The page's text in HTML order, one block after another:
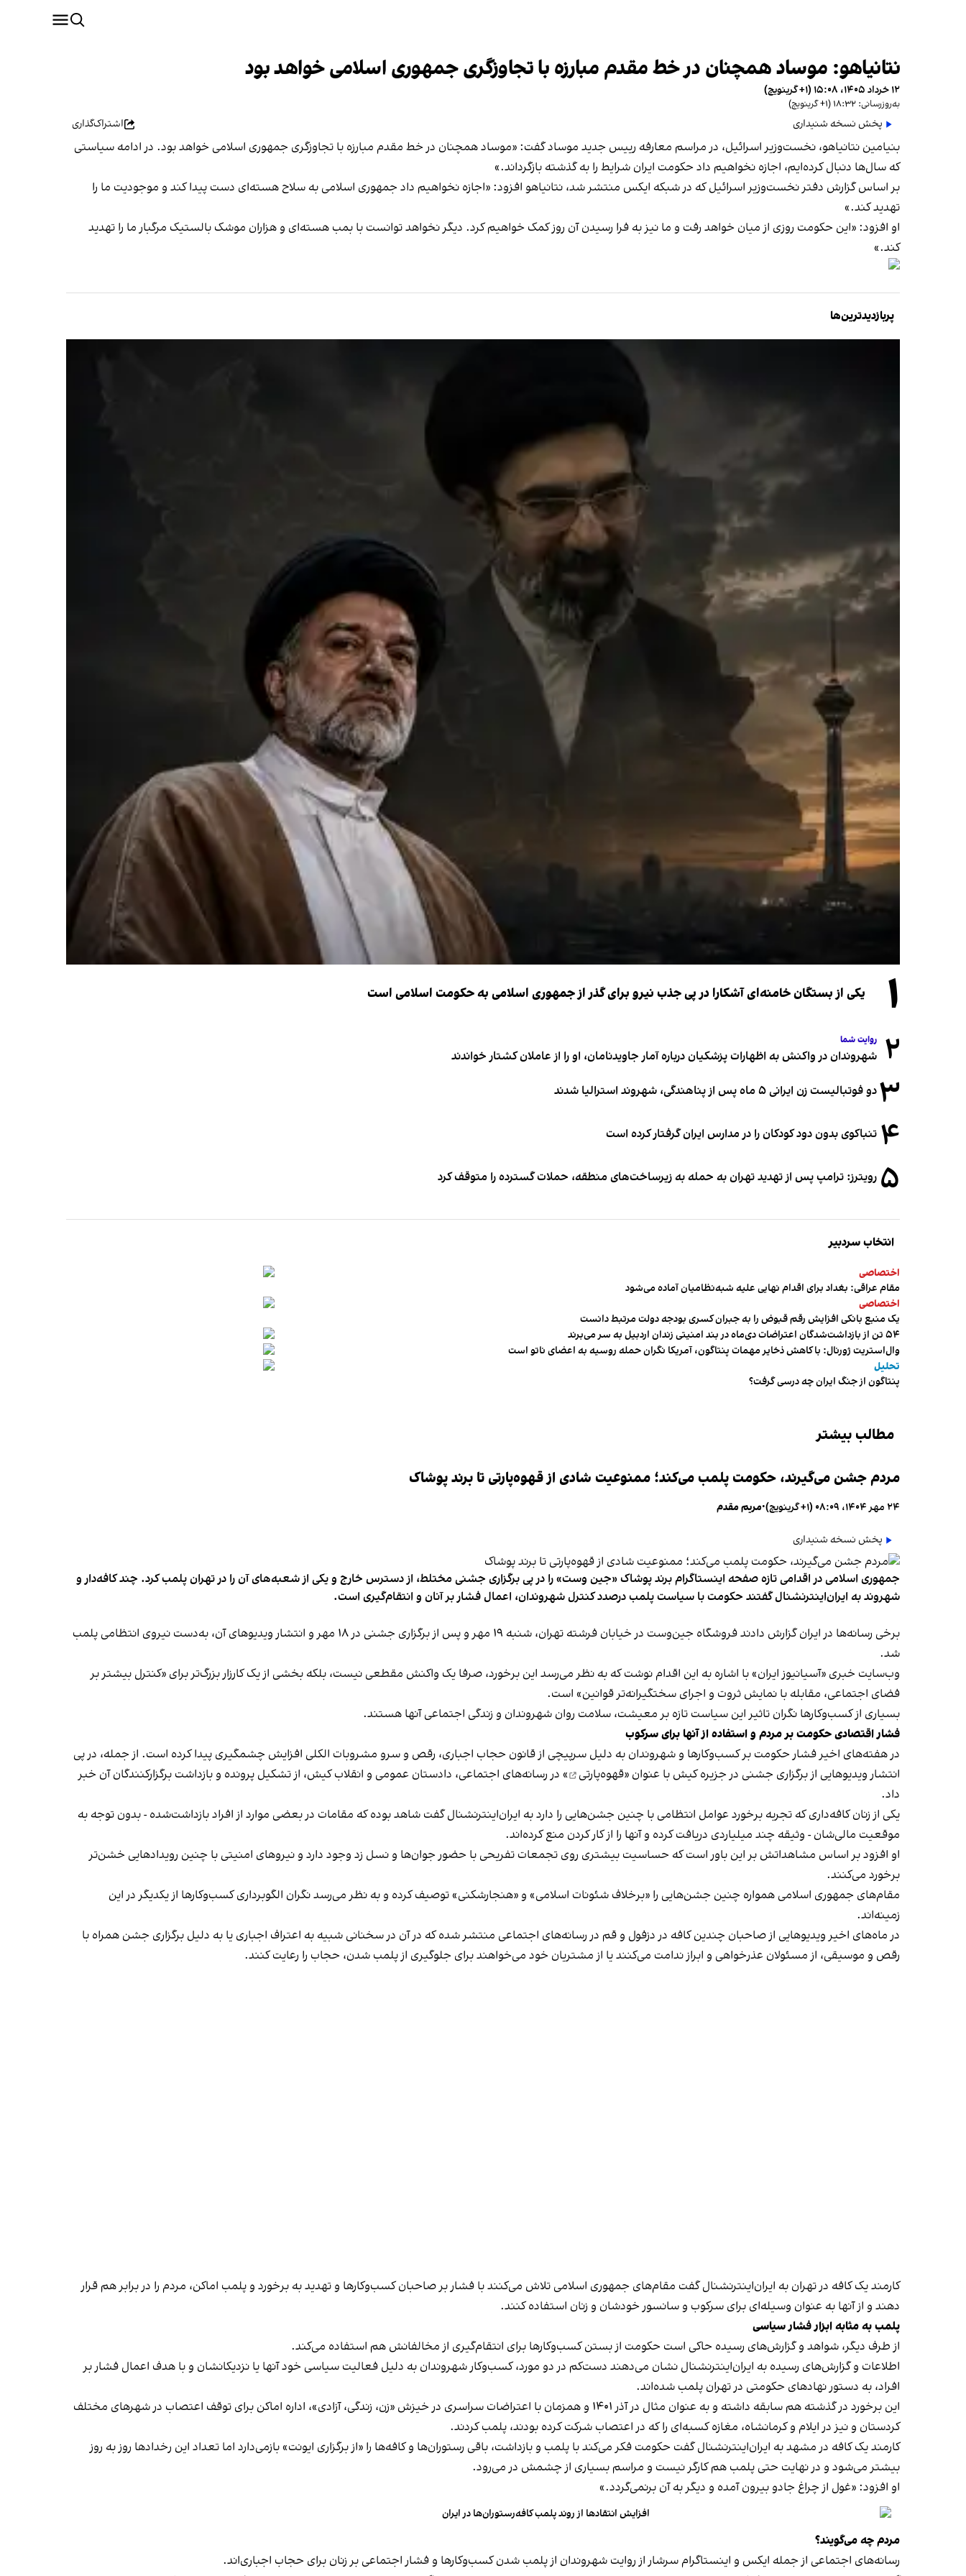
نتانیاهو: موساد همچنان در خط مقدم مبارزه با تجاوزگری جمهوری اسلامی خواهد بود
۱۲ خرداد ۱۴۰۵، ۱۵:۰۸ (‎+۱ گرینویچ)
به‌روزرسانی: ۱۸:۳۲ (‎+۱ گرینویچ)
پخش نسخه شنیداری اشتراک‌گذاری
بنیامین نتانیاهو، نخست‌وزیر اسرائیل، در مراسم معارفه رییس جدید موساد گفت: «موساد همچنان در خط مقدم مبارزه با تجاوزگری جمهوری اسلامی خواهد بود. در ادامه سیاستی
که سال‌ها دنبال کرده‌ایم، اجازه نخواهیم داد حکومت ایران شرایط را به گذشته بازگرداند.»
بر اساس گزارش دفتر نخست‌وزیر اسرائیل که در شبکه ایکس منتشر شد، نتانیاهو افزود: «اجازه نخواهیم داد جمهوری اسلامی به سلاح هسته‌ای دست پیدا کند و موجودیت ما را
تهدید کند.»
او افزود: «این حکومت روزی از میان خواهد رفت و ما نیز به فرا رسیدن آن روز کمک خواهیم کرد. دیگر نخواهد توانست با بمب هسته‌ای و هزاران موشک بالستیک مرگبار ما را تهدید
کند.»
پربازدیدترین‌ها
۱ یکی از بستگان خامنه‌ای آشکارا در پی جذب نیرو برای گذر از جمهوری اسلامی به حکومت اسلامی است
۲ روایت شما
شهروندان در واکنش به اظهارات پزشکیان درباره آمار جاویدنامان، او را از عاملان کشتار خواندند
۳دو فوتبالیست زن ایرانی ۵ ماه پس از پناهندگی، شهروند استرالیا شدند
۴ تنباکوی بدون دود کودکان را در مدارس ایران گرفتار کرده است
۵ رویترز: ترامپ پس از تهدید تهران به حمله به زیرساخت‌های منطقه، حملات گسترده را متوقف کرد
انتخاب سردبیر
اختصاصی
مقام عراقی: بغداد برای اقدام نهایی علیه شبه‌نظامیان آماده می‌شود
اختصاصی
یک منبع بانکی افزایش رقم قبوض را به جبران کسری بودجه دولت مرتبط دانست
۵۴ تن از بازداشت‌شدگان اعتراضات دی‌ماه در بند امنیتی زندان اردبیل به سر می‌برند
وال‌استریت ژورنال: با کاهش ذخایر مهمات پنتاگون، آمریکا نگران حمله روسیه به اعضای ناتو‌ است
تحلیل
پنتاگون از جنگ ایران چه درسی گرفت؟
مطالب بیشتر
مردم جشن می‌گیرند، حکومت پلمب می‌کند؛ ممنوعیت شادی از قهوه‌پارتی تا برند پوشاک
۲۴ مهر ۱۴۰۴، ۰۸:۰۹ (‎+۱ گرینویچ) •مریم مقدم
پخش نسخه شنیداری
جمهوری اسلامی در اقدامی تازه صفحه اینستاگرام برند پوشاک «جین وست» را در پی برگزاری جشنی مختلط، از دسترس خارج و یکی از شعبه‌های آن را در تهران پلمب کرد. چند کافه‌‌دار و
شهروند به ایران‌اینترنشنال گفتند حکومت با سیاست پلمب درصدد کنترل شهروندان، اعمال فشار بر آنان و انتقام‌گیری است.
برخی رسانه‌ها در ایران گزارش دادند فروشگاه جین‌وست در خیابان فرشته تهران، شنبه ۱۹ مهر و پس از برگزاری جشنی در ۱۸ مهر و انتشار ویدیوهای آن، به‌دست نیروی انتظامی پلمب
شد.
وب‌سایت خبری «آسیانیوز ایران» با اشاره به این اقدام نوشت که به نظر می‌رسد این برخورد، صرفا یک واکنش مقطعی نیست، بلکه بخشی از یک کارزار بزرگ‌تر برای «کنترل بیشتر بر
فضای اجتماعی، مقابله با نمایش ثروت و اجرای سختگیرانه‌تر قوانین» است.
بسیاری از کسب‌وکارها نگران تاثیر این سیاست‌ تازه بر معیشت، سلامت روان شهروندان و زندگی اجتماعی آنها هستند.
فشار اقتصادی حکومت بر مردم و استفاده از آنها برای سرکوب
در هفته‌های اخیر فشار حکومت بر کسب‌وکارها و شهروندان به دلیل سرپیچی از قانون حجاب اجباری، رقص و سرو مشروبات الکلی افزایش چشمگیری پیدا کرده است. از جمله، در پی
انتشار ویدیوهایی از برگزاری جشنی در جزیره کیش با عنوان «قهوه‌پارتی
» در رسانه‌های اجتماعی، دادستان عمومی و انقلاب کیش، از تشکیل پرونده و بازداشت برگزارکنندگان آن خبر
داد.
یکی از زنان کافه‌داری که تجربه برخورد عوامل انتظامی با چنین جشن‌هایی را دارد به ایران‌اینترنشنال گفت شاهد بوده که مقامات در بعضی موارد از افراد بازداشت‌‌شده - بدون توجه به
موقعیت مالی‌شان - وثیقه چند میلیاردی دریافت کرده و آنها را از کار کردن منع کرده‌اند.
او افزود بر اساس مشاهداتش بر این باور است که حساسیت بیشتری روی تجمعات تفریحی با حضور جوان‌ها و نسل زد وجود دارد و نیروهای امنیتی با چنین رویدادهایی خشن‌تر
برخورد می‌کنند.
مقام‌های جمهوری اسلامی همواره چنین جشن‌هایی را «برخلاف شئونات اسلامی» و «هنجارشکنی» توصیف کرده و به نظر می‌رسد نگران الگوبرداری کسب‌وکارها از یکدیگر در این
زمینه‌اند.
در ماه‌های اخیر ویدیوهایی از صاحبان چندین کافه در دزفول و قم در رسانه‌های اجتماعی منتشر شده که در آن در سخنانی شبیه به اعتراف اجباری یا به دلیل برگزاری جشن همراه با
رقص و موسیقی، از مسئولان عذرخواهی و ابراز ندامت می‌کنند یا از مشتریان خود می‌خواهند برای جلوگیری از پلمب شدن، حجاب را رعایت کنند.
کارمند یک کافه در تهران به ایران‌اینترنشنال گفت مقام‌های جمهوری اسلامی تلاش می‌کنند با فشار بر صاحبان کسب‌وکارها و تهدید به برخورد و پلمب اماکن، مردم را در برابر هم قرار
دهند و از آنها به عنوان وسیله‌ای برای سرکوب و سانسور خودشان و زنان استفاده کنند.
پلمب به مثابه ابزار فشار سیاسی
از طرف دیگر، شواهد و گزارش‌های رسیده حاکی است حکومت از بستن کسب‌وکارها برای انتقام‌گیری از مخالفانش هم استفاده می‌کند.
اطلاعات و گزارش‌های رسیده به ایران‌اینترنشنال نشان می‌دهند دست‌کم در دو مورد، کسب‌وکار شهروندان به دلیل فعالیت سیاسی خود آنها یا نزدیکانشان و با هدف اعمال فشار بر
افراد، به دستور نهادهای حکومتی در تهران پلمب شده‌اند.
این برخورد در گذشته هم سابقه داشته و به عنوان مثال در آذر ۱۴۰۱ و همزمان با اعتراضات سراسری در خیزش «زن، زندگی، آزادی»، اداره اماکن برای توقف اعتصاب در شهرهای مختلف
کردستان و نیز در ایلام و کرمانشاه، مغازه کسبه‌ای را که در اعتصاب شرکت کرده بودند، پلمب کردند.
کارمند یک کافه در مشهد به ایران‌اینترنشنال گفت حکومت فکر می‌کند با پلمب و بازداشت، باقی رستوران‌ها و کافه‌ها را «از برگزاری ایونت» بازمی‌دارد اما تعداد این رخدادها روز به روز
بیشتر می‌شود و در نهایت حتی پلمب هم کارگر نیست و مراسم بسیاری از چشمش در می‌رود.
او افزود: «غول از چراغ جادو بیرون آمده و دیگر به آن برنمی‎‌گردد.»
افزایش انتقادها از روند پلمب کافه‌رستوران‌ها در ایران
مردم چه می‌گویند؟
رسانه‎‌های اجتماعی از جمله ایکس و اینستاگرام سرشار از روایت شهروندان از پلمب شدن کسب‌وکارها و فشار اجتماعی بر زنان برای حجاب اجباری‌اند.